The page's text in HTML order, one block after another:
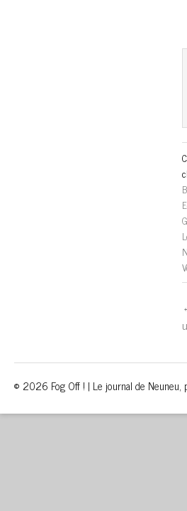
© 2026 Fog Off ! | Le journal de